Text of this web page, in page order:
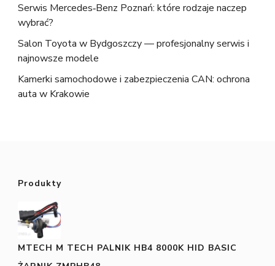
Serwis Mercedes‑Benz Poznań: które rodzaje naczep
wybrać?
Salon Toyota w Bydgoszczy — profesjonalny serwis i
najnowsze modele
Kamerki samochodowe i zabezpieczenia CAN: ochrona
auta w Krakowie
Produkty
MTECH M TECH PALNIK HB4 8000K HID BASIC